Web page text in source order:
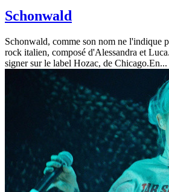
Schonwald
Schonwald, comme son nom ne l'indique
rock italien, composé d'Alessandra et
signer sur le label Hozac, de Chicago.En...